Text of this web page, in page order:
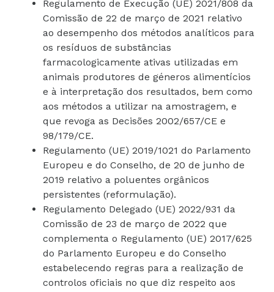
Regulamento de Execução (UE) 2021/808 da
Comissão de 22 de março de 2021 relativo
ao desempenho dos métodos analíticos para
os resíduos de substâncias
farmacologicamente ativas utilizadas em
animais produtores de géneros alimentícios
e à interpretação dos resultados, bem como
aos métodos a utilizar na amostragem, e
que revoga as Decisões 2002/657/CE e
98/179/CE.
Regulamento (UE) 2019/1021 do Parlamento
Europeu e do Conselho, de 20 de junho de
2019 relativo a poluentes orgânicos
persistentes (reformulação).
Regulamento Delegado (UE) 2022/931 da
Comissão de 23 de março de 2022 que
complementa o Regulamento (UE) 2017/625
do Parlamento Europeu e do Conselho
estabelecendo regras para a realização de
controlos oficiais no que diz respeito aos